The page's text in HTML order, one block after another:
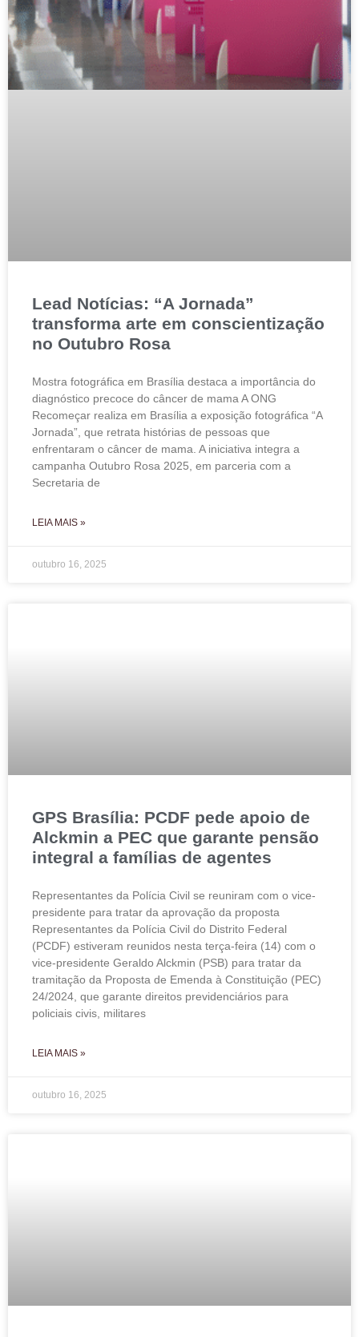
Lead Notícias: “A Jornada”
transforma arte em conscientização
no Outubro Rosa
Mostra fotográfica em Brasília destaca a importância do
diagnóstico precoce do câncer de mama A ONG
Recomeçar realiza em Brasília a exposição fotográfica “A
Jornada”, que retrata histórias de pessoas que
enfrentaram o câncer de mama. A iniciativa integra a
campanha Outubro Rosa 2025, em parceria com a
Secretaria de
LEIA MAIS »
outubro 16, 2025
GPS Brasília: PCDF pede apoio de
Alckmin a PEC que garante pensão
integral a famílias de agentes
Representantes da Polícia Civil se reuniram com o vice-
presidente para tratar da aprovação da proposta
Representantes da Polícia Civil do Distrito Federal
(PCDF) estiveram reunidos nesta terça-feira (14) com o
vice-presidente Geraldo Alckmin (PSB) para tratar da
tramitação da Proposta de Emenda à Constituição (PEC)
24/2024, que garante direitos previdenciários para
policiais civis, militares
LEIA MAIS »
outubro 16, 2025